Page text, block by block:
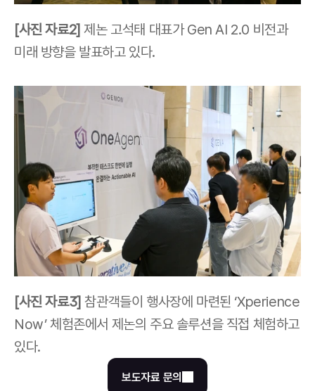
[사진 자료2] 제논 고석태 대표가 Gen AI 2.0 비전과
미래 방향을 발표하고 있다.
[사진 자료3] 참관객들이 행사장에 마련된 ‘Xperience
Now’ 체험존에서 제논의 주요 솔루션을 직접 체험하고
있다.
보도자료 문의